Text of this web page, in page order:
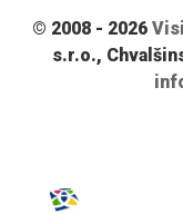
© 2008 - 2026
s.r.o.,